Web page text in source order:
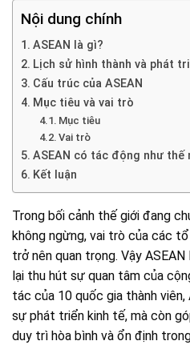
Nội dung chính
ASEAN là gì?
Lịch sử hình thành và phát
Cấu trúc của ASEAN
Mục tiêu và vai trò
Mục tiêu
Vai trò
ASEAN có tác động như
Kết luận
Trong bối cảnh thế giới đang
không ngừng, vai trò của các
trở nên quan trọng. Vậy
lại thu hút sự quan tâm của
tác của 10 quốc gia thành
sự phát triển kinh tế, mà còn
duy trì hòa bình và ổn định